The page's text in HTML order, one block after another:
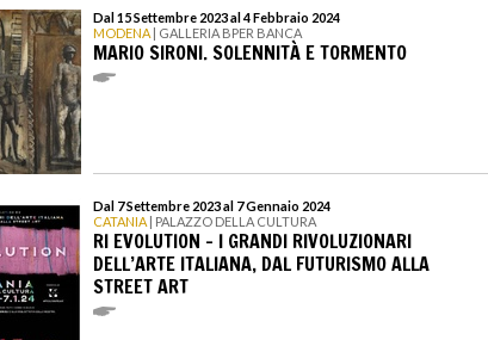
Dal 15 Settembre 2023 al 4 Febbraio 2024
MODENA | GALLERIA BPER BANCA
MARIO SIRONI. SOLENNITÀ E TORMENTO
Dal 7 Settembre 2023 al 7 Gennaio 2024
CATANIA | PALAZZO DELLA CULTURA
RI EVOLUTION – I GRANDI RIVOLUZIONARI
DELL’ARTE ITALIANA, DAL FUTURISMO ALLA
STREET ART